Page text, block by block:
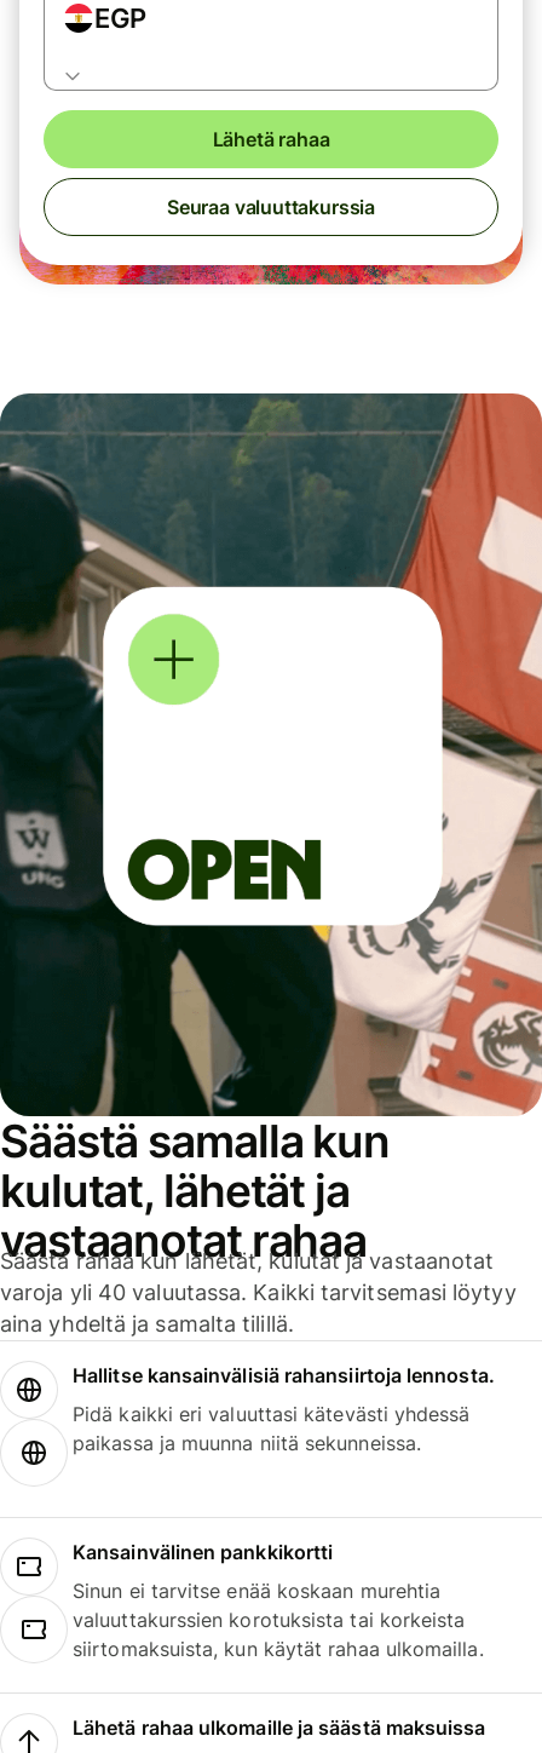
EGP
Lähetä rahaa
Seuraa valuuttakurssia
Säästä samalla kun
kulutat, lähetät ja
vastaanotat rahaa
Säästä rahaa kun lähetät, kulutat ja vastaanotat
varoja yli 40 valuutassa. Kaikki tarvitsemasi löytyy
aina yhdeltä ja samalta tilillä.
Hallitse kansainvälisiä rahansiirtoja lennosta.
Pidä kaikki eri valuuttasi kätevästi yhdessä
paikassa ja muunna niitä sekunneissa.
Kansainvälinen pankkikortti
Sinun ei tarvitse enää koskaan murehtia
valuuttakurssien korotuksista tai korkeista
siirtomaksuista, kun käytät rahaa ulkomailla.
Lähetä rahaa ulkomaille ja säästä maksuissa